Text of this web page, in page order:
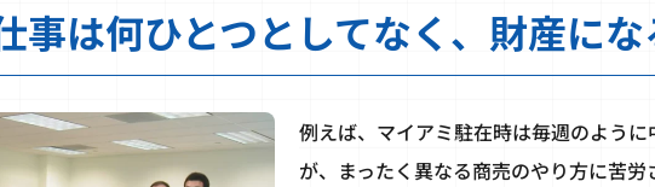
事は何ひとつとしてなく、財産に
例えば、マイアミ駐在時は毎週のよう
が、まったく異なる商売のやり方に苦